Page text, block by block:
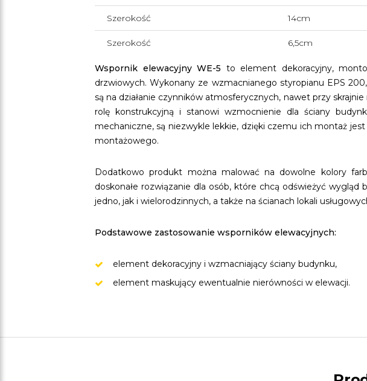
Szerokość 14cm
Szerokość 6,5cm
Wspornik elewacyjny WE-5 to element dekoracyjny,
drzwiowych. Wykonany ze wzmacnianego styropianu EPS
są na działanie czynników atmosferycznych, nawet przy
rolę konstrukcyjną i stanowi wzmocnienie dla ściany
mechaniczne, są niezwykle lekkie, dzięki czemu ich montaż
montażowego.
Dodatkowo produkt można malować na dowolne kolory
doskonałe rozwiązanie dla osób, które chcą odświeżyć
jedno, jak i wielorodzinnych, a także na ścianach lokali
Podstawowe zastosowanie wsporników elewacyjnych:
element dekoracyjny i wzmacniający ściany budynku,
element maskujący ewentualnie nierówności w elewacji.